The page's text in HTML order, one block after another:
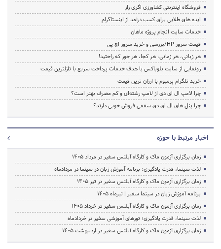
فروشگاه اینترنتی کشاورزی اگری راز
ایده های طلایی برای کسب درآمد از اینستاگرام
خدمات سایت انجام پروژه ماهان
قیمت سرور HP/بررسی و خرید سرور اچ پی
هر زبانی، هر زمانی، هر کجا، هر جور که راحتید!
رونمایی از سایت بلوباکس با هدف خدمات پرداخت سریع با نازلترین قیمت
خرید تلگرام پرمیوم با ارزان ترین قیمت
چرا لامپ ال ای دی از لامپ رشته‌ای و کم مصرف بهتر است؟
چرا پنل های ال ای دی سقفی فروش خوبی دارند؟
اخبار مرتبط با حوزه
زمان برگزاری آزمون ماک و کارگاه آیلتس سفیر در مرداد 1405
لذت سینما، قدرت یادگیری؛ برنامه آموزش زبان در سینما در مردادماه
زمان برگزاری آزمون ماک و کارگاه آیلتس سفیر در تیر 1405
برنامه آموزش زبان در سینما سفیر | تیرماه ۱۴۰۵
زمان برگزاری آزمون ماک و کارگاه آیلتس سفیر در خرداد 1405
لذت سینما، قدرت یادگیری؛ تورهای آموزشی سفیر در خردادماه
زمان برگزاری آزمون ماک و کارگاه آیلتس سفیر در اردیبهشت 1405